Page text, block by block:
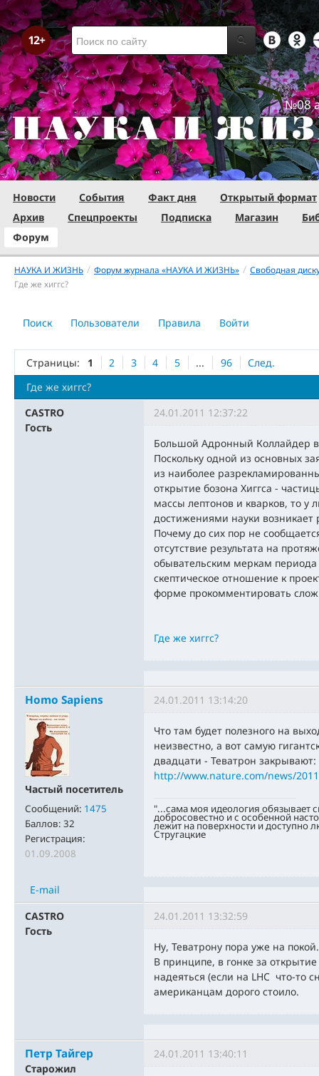
№08
Новости События Факт дня
Открытый формат
Архив
Спецпроекты Подписка Магазин
Форум
НАУКА И ЖИЗНЬ / Форум журнала «НАУКА И ЖИЗНЬ» / Свободная
Где же хиггс?
Поиск Пользователи Правила Войти
Страницы: 1 2 3 4 5 ... 96
След.
Где же хиггс?
CASTRO
Гость
24.01.2011 12:37:22
Большой Адронный Коллайдер
Поскольку одной из основных
из наиболее
открытие бозона Хиггса -
массы лептонов и кварков, то
достижениями науки возникает
Почему до сих пор не
отсутствие результата на
обывательским меркам
скептическое отношение к
форме прокомментировать
Где же хиггс?
Homo Sapiens
Частый посетитель
Сообщений: 1475
Баллов: 32
Регистрация:
01.09.2008
24.01.2011 13:14:20
Что там будет полезного на
неизвестно, а вот самую
двадцати - Теватрон закрывают:
http://www.nature.com/news/
"...сама моя идеология обязывает
добросовестно и с особенной
лежит на поверхности и доступно
Стругацкие
E-mail
CASTRO
Гость
24.01.2011 13:32:59
Ну, Теватрону пора уже на
В принципе, в гонке за
надеяться (если на LHC что-то
американцам дорого стоило.
Петр Тайгер
Старожил
24.01.2011 13:40:11